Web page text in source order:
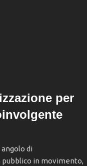
per
di
in movimento,